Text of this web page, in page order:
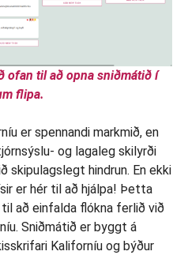
ofan til að opna sniðmátið í
flipa.
er spennandi markmið, en
og lagaleg skilyrði
skipulagslegt hindrun. En ekki
er hér til að hjálpa! Þetta
að einfalda flókna ferlið við
Sniðmátið er byggt á
Kaliforníu og býður